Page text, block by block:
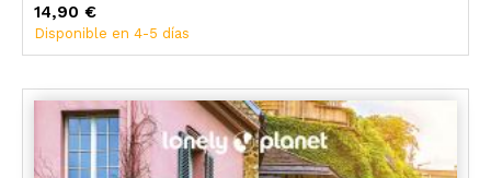
14,90 €
Disponible en 4-5 días